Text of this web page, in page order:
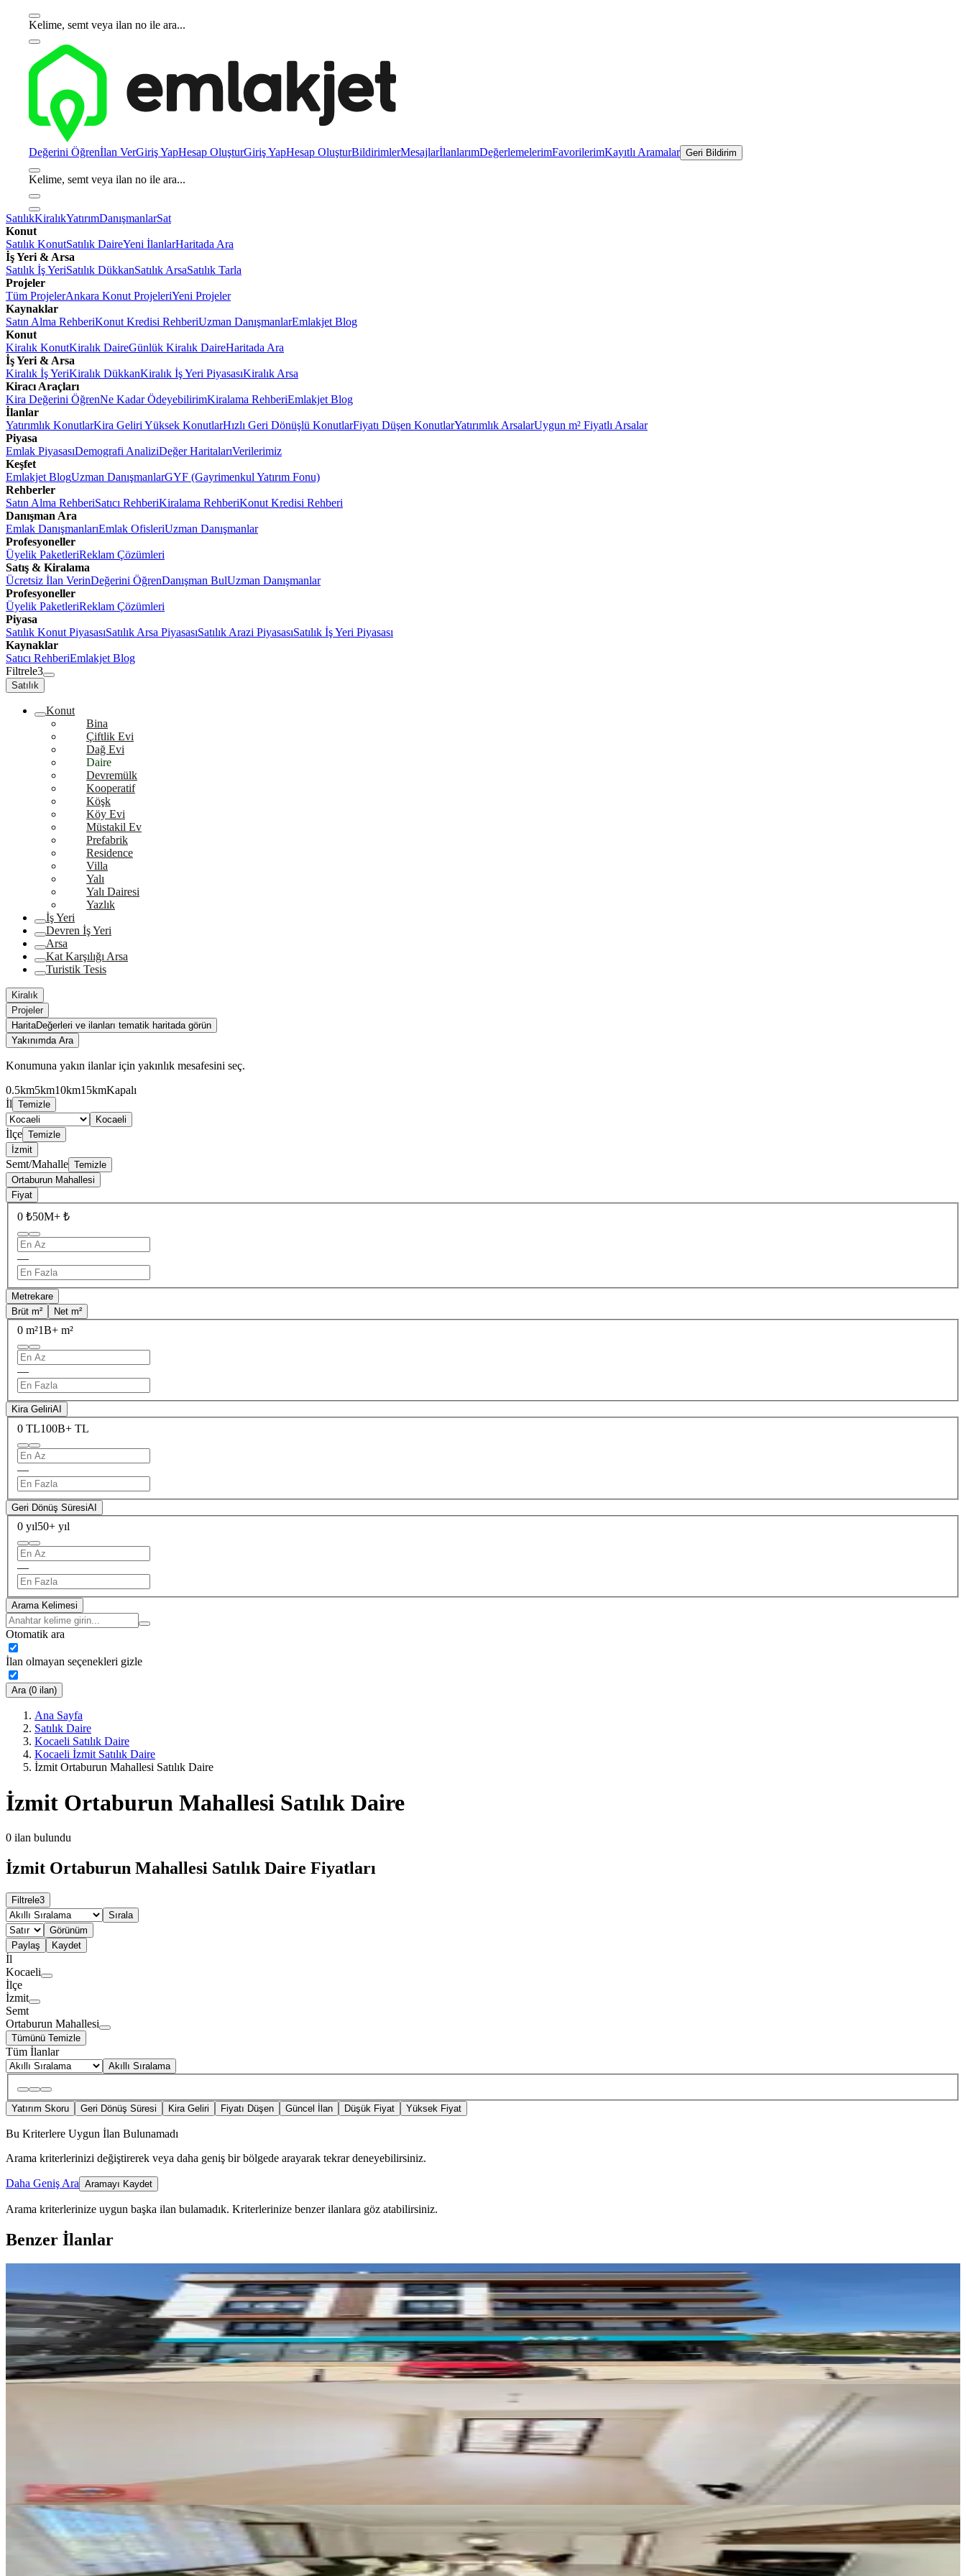
Kelime, semt veya ilan no ile ara...
Değerini Öğrenİlan VerGiriş YapHesap OluşturGiriş YapHesap OluşturBildirimlerMesajlarİlanlarımDeğerlemelerimFavorilerimKayıtlı Aramalar Geri Bildirim
Kelime, semt veya ilan no ile ara...
SatılıkKiralıkYatırımDanışmanlarSat
Konut
Satılık KonutSatılık DaireYeni İlanlarHaritada Ara
İş Yeri & Arsa
Satılık İş YeriSatılık DükkanSatılık ArsaSatılık Tarla
Projeler
Tüm ProjelerAnkara Konut ProjeleriYeni Projeler
Kaynaklar
Satın Alma RehberiKonut Kredisi RehberiUzman DanışmanlarEmlakjet Blog
Konut
Kiralık KonutKiralık DaireGünlük Kiralık DaireHaritada Ara
İş Yeri & Arsa
Kiralık İş YeriKiralık DükkanKiralık İş Yeri PiyasasıKiralık Arsa
Kiracı Araçları
Kira Değerini ÖğrenNe Kadar ÖdeyebilirimKiralama RehberiEmlakjet Blog
İlanlar
Yatırımlık KonutlarKira Geliri Yüksek KonutlarHızlı Geri Dönüşlü KonutlarFiyatı Düşen KonutlarYatırımlık ArsalarUygun m² Fiyatlı Arsalar
Piyasa
Emlak PiyasasıDemografi AnaliziDeğer HaritalarıVerilerimiz
Keşfet
Emlakjet BlogUzman DanışmanlarGYF (Gayrimenkul Yatırım Fonu)
Rehberler
Satın Alma RehberiSatıcı RehberiKiralama RehberiKonut Kredisi Rehberi
Danışman Ara
Emlak DanışmanlarıEmlak OfisleriUzman Danışmanlar
Profesyoneller
Üyelik PaketleriReklam Çözümleri
Satış & Kiralama
Ücretsiz İlan VerinDeğerini ÖğrenDanışman BulUzman Danışmanlar
Profesyoneller
Üyelik PaketleriReklam Çözümleri
Piyasa
Satılık Konut PiyasasıSatılık Arsa PiyasasıSatılık Arazi PiyasasıSatılık İş Yeri Piyasası
Kaynaklar
Satıcı RehberiEmlakjet Blog
Filtrele3
Satılık
Konut
Bina
Çiftlik Evi
Dağ Evi
Daire
Devremülk
Kooperatif
Köşk
Köy Evi
Müstakil Ev
Prefabrik
Residence
Villa
Yalı
Yalı Dairesi
Yazlık
İş Yeri
Devren İş Yeri
Arsa
Kat Karşılığı Arsa
Turistik Tesis
Kiralık
Projeler
HaritaDeğerleri ve ilanları tematik haritada görün
Yakınımda Ara
Konumuna yakın ilanlar için yakınlık mesafesini seç.
0.5km5km10km15kmKapalı
İl Temizle
Kocaeli
İlçe Temizle
İzmit
Semt/Mahalle Temizle
Ortaburun Mahallesi
Fiyat
0 ₺50M+ ₺
—
Metrekare
Brüt m²
Net m²
0 m²1B+ m²
—
Kira GeliriAI
0 TL100B+ TL
—
Geri Dönüş SüresiAI
0 yıl50+ yıl
—
Arama Kelimesi
Otomatik ara
İlan olmayan seçenekleri gizle
Ara (0 ilan)
Ana Sayfa
Satılık Daire
Kocaeli Satılık Daire
Kocaeli İzmit Satılık Daire
İzmit Ortaburun Mahallesi Satılık Daire
İzmit Ortaburun Mahallesi Satılık Daire
0 ilan bulundu
İzmit Ortaburun Mahallesi Satılık Daire Fiyatları
Filtrele3
Sırala
Görünüm
Paylaş
Kaydet
İl
Kocaeli
İlçe
İzmit
Semt
Ortaburun Mahallesi
Tümünü Temizle
Tüm İlanlar
Akıllı Sıralama
Yatırım Skoru Geri Dönüş Süresi Kira Geliri Fiyatı Düşen Güncel İlan Düşük Fiyat Yüksek Fiyat
Bu Kriterlere Uygun İlan Bulunamadı
Arama kriterlerinizi değiştirerek veya daha geniş bir bölgede arayarak tekrar deneyebilirsiniz.
Daha Geniş Ara Aramayı Kaydet
Arama kriterlerinize uygun başka ilan bulamadık. Kriterlerinize benzer ilanlara göz atabilirsiniz.
Benzer İlanlar
İzmit Plajyolun'da Satılık 3+1 Arakat Daire
İzmit, Cumhuriyet Mahallesi
3+1·115 m²·1. Kat·17.07.2026
5.800.000 ₺Yatırım Skoru: 61 Fırsat
Ara
Respark 3te, Ebeveyn Banyolu & Giyinme Odalı Lüks 2+1! Ara Kat
6.400.000 ₺
Remax ArminaOĞUZHAN YILDIRIM
Ara
YENİ
İzmit Hatipköy Solin Konutların'da Geniş 3+1 140m2 Satılık Daire
İzmit, Hatipköy Mahallesi
RE/MAX DELUXEDeniz Cebeci
Ara